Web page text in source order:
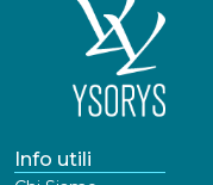
Info utili